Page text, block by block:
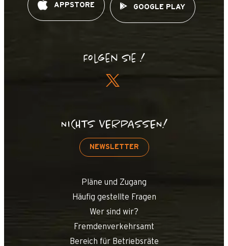
APPSTORE GOOGLE PLAY
Folgen Sie !
NICHTS VERPASSEN!
NEWSLETTER
Pläne und Zugang
Häufig gestellte Fragen
Wer sind wir?
Fremdenverkehrsamt
Bereich für Betriebsräte